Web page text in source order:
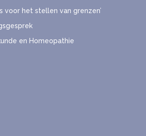
voor het stellen van grenzen’
en Homeopathie